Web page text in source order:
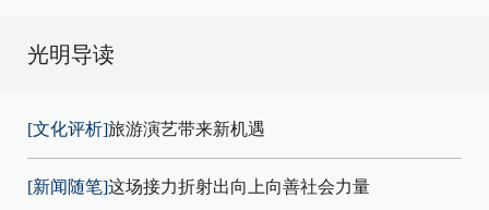
光明导读
[文化评析]旅游演艺带来新机遇
[新闻随笔]这场接力折射出向上向善社会力量